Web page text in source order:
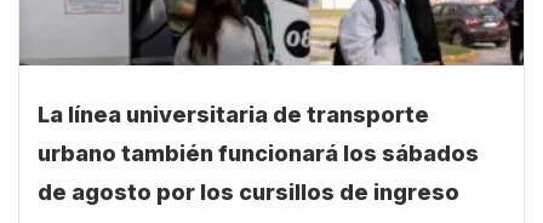
La línea universitaria de transporte
urbano también funcionará los sábados
de agosto por los cursillos de ingreso